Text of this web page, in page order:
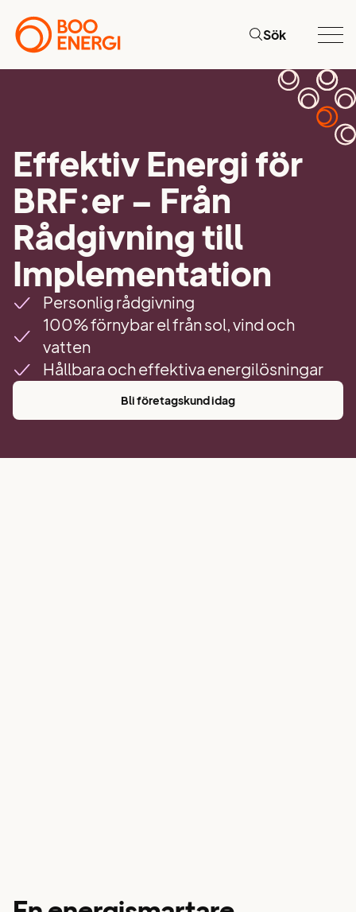
Sök
Effektiv Energi för
BRF:er – Från
Rådgivning till
Implementation
Personlig rådgivning
100% förnybar el från sol, vind och
vatten
Hållbara och effektiva energilösningar
Bli företagskund idag